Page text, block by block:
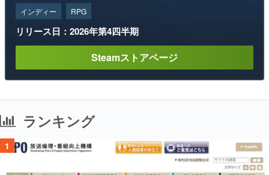
インディー RPG
リリース日：2026年第4四半期
Steamストアページ
ランキング
1